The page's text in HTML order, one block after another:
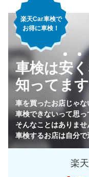
楽天Car車検で
お得に車検！
車検は安
知ってま
車を買ったお店じゃな
車検できないって思っ
そんなことはありませ
車検するお店は自分で
楽